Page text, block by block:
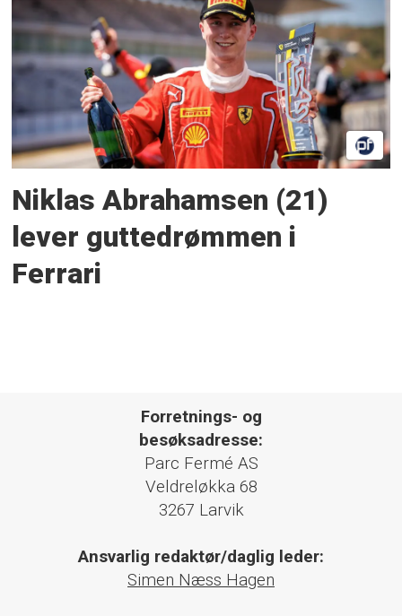
Niklas Abrahamsen (21)
lever guttedrømmen i
Ferrari
Forretnings- og
besøksadresse:
Parc Fermé AS
Veldreløkka 68
3267 Larvik
Ansvarlig redaktør/daglig leder:
Simen Næss Hagen